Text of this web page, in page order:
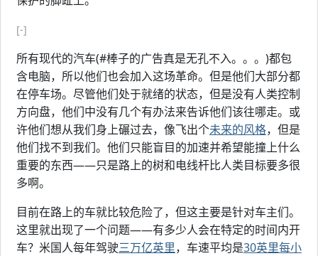
[-]
所有现代的汽车(#棒子的广告真是无孔不入。。。)都包
含电脑，所以他们也会加入这场革命。但是他们大部分都
在停车场。尽管他们处于就绪的状态，但是没有人类控制
方向盘，他们中没有几个有办法来告诉他们该往哪走。或
许他们想从我们身上碾过去，像飞出个未来的风格，但是
他们找不到我们。他们只能盲目的加速并希望能撞上什么
重要的东西——只是路上的树和电线杆比人类目标要多很
多啊。
目前在路上的车就比较危险了，但这主要是针对车主们。
这里就出现了一个问题——有多少人会在特定的时间内开
车？米国人每年驾驶三万亿英里，车速平均是30英里每小